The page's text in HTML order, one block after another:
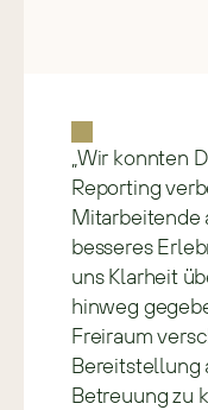
„Wir konnten
Reporting
Mitarbeitende
besseres
uns Klarheit
hinweg
Freiraum
Bereitstellung
Betreuung zu